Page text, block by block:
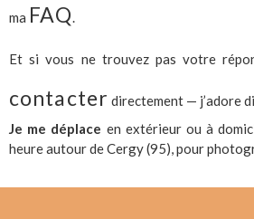
ma FAQ.
Et si vous ne trouvez pas votre
contacter directement — j’adore
Je me déplace en extérieur ou à
heure autour de Cergy (95), pour